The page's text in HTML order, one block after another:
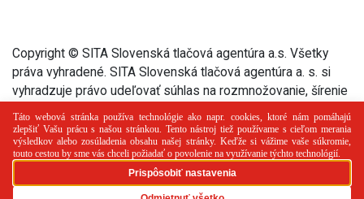
Copyright © SITA Slovenská tlačová agentúra a.s. Všetky
práva vyhradené. SITA Slovenská tlačová agentúra a. s. si
vyhradzuje právo udeľovať súhlas na rozmnožovanie, šírenie
a na verejný prenos tohto článku a jeho častí.